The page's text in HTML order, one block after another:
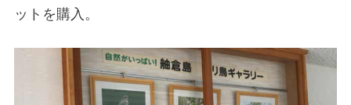
ットを購入。